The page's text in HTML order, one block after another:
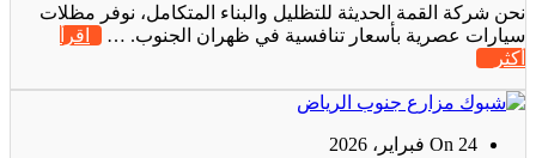
نحن شركة القمة الحديثة للتظليل والبناء المتكامل، نوفر مظلات
سيارات عصرية بأسعار تنافسية في ظهران الجنوب. …
اقرأ
أكثر
On 24 فبراير، 2026